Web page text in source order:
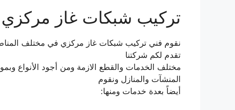
تركيب شبكات غاز مركزي
نقوم فني تركيب شبكات غاز مركزي في مختلف
تقدم لكم شركتنا
مختلف الخدمات والقطع الازمة ومن أجود الأنواع
المنشآت والمنازل ونقوم
أيضاً بعدة خدمات ومنها: